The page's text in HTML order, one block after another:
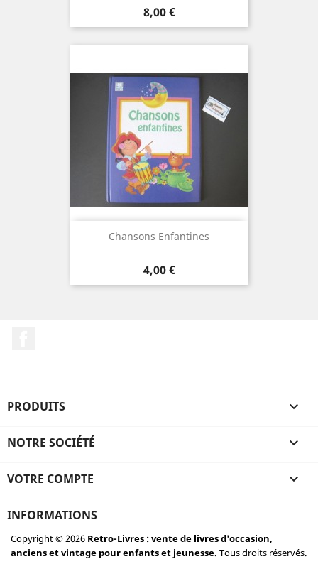
Prix
8,00 €
Chansons Enfantines
Prix
4,00 €
PRODUITS 
NOTRE SOCIÉTÉ 
VOTRE COMPTE 
INFORMATIONS
Copyright © 2026 Retro-Livres : vente de livres d'occasion,
anciens et vintage pour enfants et jeunesse. Tous droits réservés.